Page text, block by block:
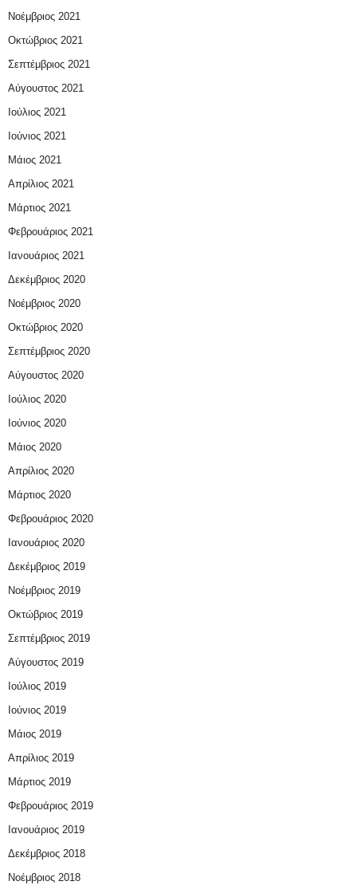
Νοέμβριος 2021
Οκτώβριος 2021
Σεπτέμβριος 2021
Αύγουστος 2021
Ιούλιος 2021
Ιούνιος 2021
Μάιος 2021
Απρίλιος 2021
Μάρτιος 2021
Φεβρουάριος 2021
Ιανουάριος 2021
Δεκέμβριος 2020
Νοέμβριος 2020
Οκτώβριος 2020
Σεπτέμβριος 2020
Αύγουστος 2020
Ιούλιος 2020
Ιούνιος 2020
Μάιος 2020
Απρίλιος 2020
Μάρτιος 2020
Φεβρουάριος 2020
Ιανουάριος 2020
Δεκέμβριος 2019
Νοέμβριος 2019
Οκτώβριος 2019
Σεπτέμβριος 2019
Αύγουστος 2019
Ιούλιος 2019
Ιούνιος 2019
Μάιος 2019
Απρίλιος 2019
Μάρτιος 2019
Φεβρουάριος 2019
Ιανουάριος 2019
Δεκέμβριος 2018
Νοέμβριος 2018